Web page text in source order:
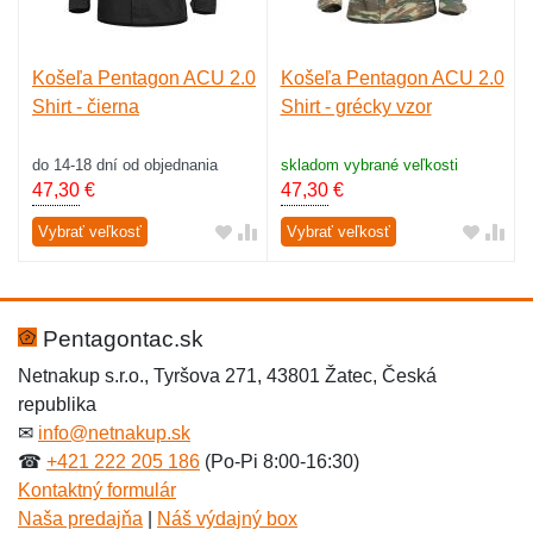
Košeľa Pentagon ACU 2.0
Shirt - čierna
do 14-18 dní od objednania
47,30 €
Vybrať veľkosť
Košeľa Pentagon ACU 2.0
Shirt - grécky vzor
skladom vybrané veľkosti
47,30€
Vybrať veľkosť
Pentagontac.sk
Netnakup s.r.o., Tyršova 271, 43801 Žatec, Česká
republika
✉ info@netnakup.sk
☎ +421 222 205 186 (Po-Pi 8:00-16:30)
Kontaktný formulár
Naša predajňa
Náš výdajný box